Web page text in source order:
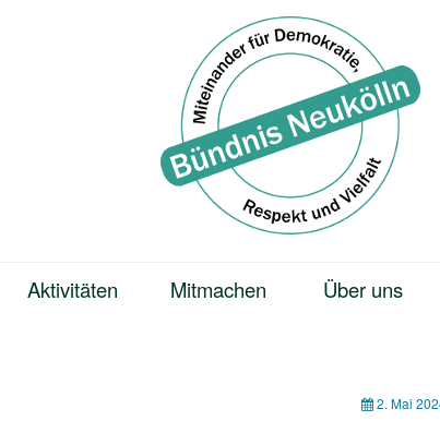
Aktivitäten Mitmachen Über uns
2. Mai